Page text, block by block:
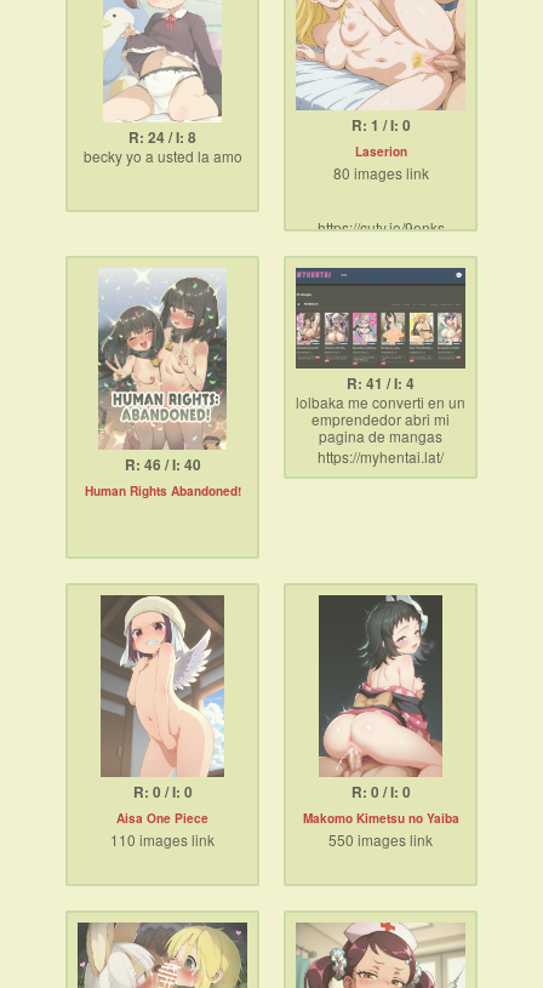
R: 24 / I: 8
becky yo a usted la amo
R: 1 / I: 0
Laserion
80 images link
https://cuty.io/9onks
R: 46 / I: 40
Human Rights Abandoned!
R: 41 / I: 4
lolbaka me converti en un
emprendedor abri mi
pagina de mangas
cochipuercosos pasele y
jalesela con confianza no
https://myhentai.lat/
R: 0 / I: 0
Aisa One Piece
110 images link
R: 0 / I: 0
Makomo Kimetsu no Yaiba
550 images link